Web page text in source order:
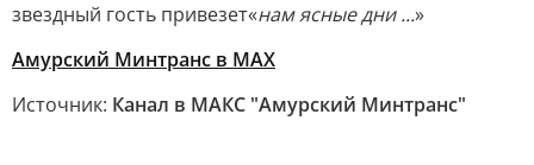
звездный гость привезет«нам ясные дни ...»
Амурский Минтранс в MAX
Источник: Канал в МАКС "Амурский Минтранс"